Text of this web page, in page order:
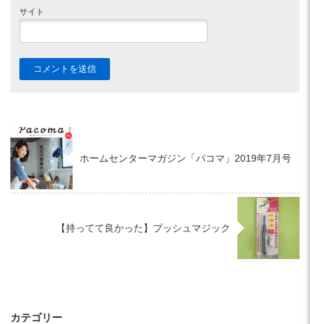
サイト
ホームセンターマガジン「パコマ」2019年7月号
【持ってて良かった】プッシュマジック
カテゴリー